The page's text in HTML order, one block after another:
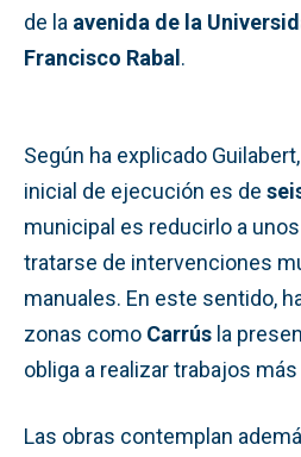
de la avenida de la
Francisco Rabal.
Según ha explicado
inicial de ejecución es de
municipal es reducirlo a unos
tratarse de intervenciones
manuales. En este sentido,
zonas como Carrús la
obliga a realizar trabajos
Las obras contemplan